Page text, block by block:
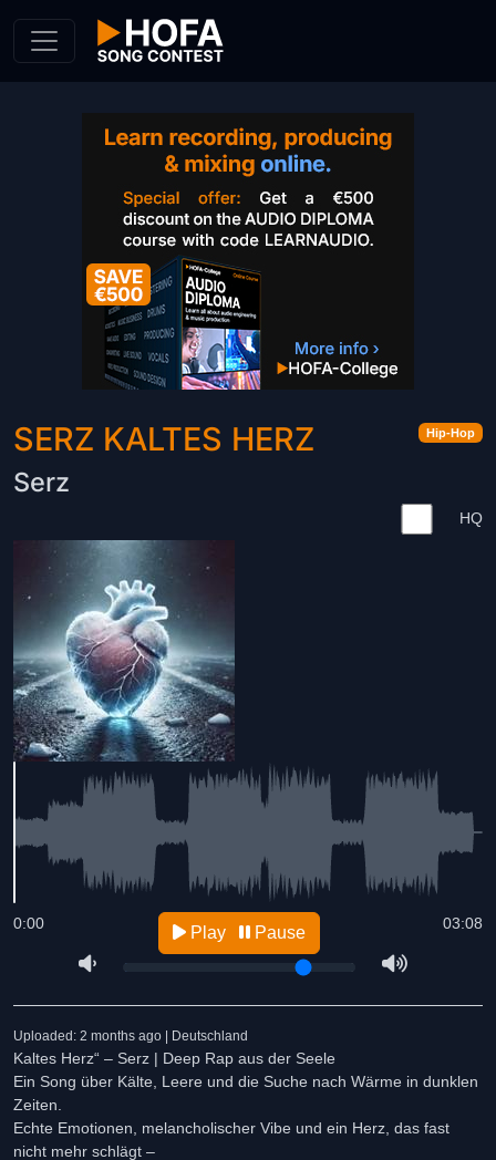
Hip-Hop
SERZ KALTES HERZ
Serz
HQ
03:08
0:00 Play Pause
Uploaded: 2 months ago | Deutschland
Kaltes Herz“ – Serz | Deep Rap aus der Seele
Ein Song über Kälte, Leere und die Suche nach Wärme in dunklen
Zeiten.
Echte Emotionen, melancholischer Vibe und ein Herz, das fast
nicht mehr schlägt –